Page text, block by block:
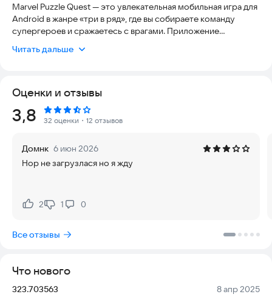
Marvel Puzzle Quest — это увлекательная мобильная игра для
Android в жанре «три в ряд», где вы собираете команду
супергероев и сражаетесь с врагами. Приложение
обновляется, чтобы вы всегда получали актуальный контент.
Бесплатные возможности. Вы можете бесплатно собрать
команду из любимых персонажей вселенной Marvel, таких
как Капитан Америка, Человек-паук, Халк, Тор, Локи,
платежей для начала игры.
способности. Прогресс зависит от вашего времени и
стратегии.
Ежедневные квесты. Игра предлагает ежедневные вызовы с
получать бонусы.
Читать дальше
Оценки и отзывы
Рейтинг:
3,8 32 оценки ・12 отзывов
Домнк 6 июн 2026
Нор не загрузлася но я жду
Нравится:
2Не нравится:
1 0
Все отзывы
Что нового
Версия:
323.703563 Дата:
8 апр 2025